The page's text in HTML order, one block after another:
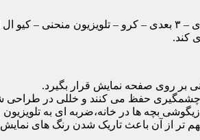
محافظ صفحه تلویزیون یک محافظ شفاف است که روی یک تلویزیون تخت (ال
کند.
بر روی صفحه نمایش قرار بگیرد.
بچه ها در خانه،ضربه ای به تلویزیون
آن باعث تاریک شدن رنگ های نمایش